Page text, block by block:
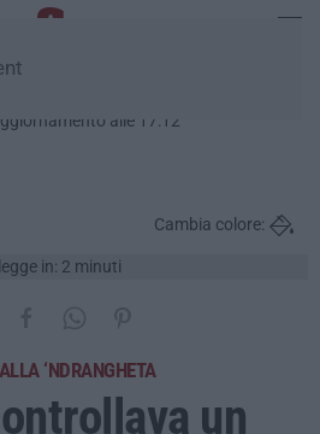
alle 17:12
in: 2 minuti
Cambia colore:
‘NDRANGHETA
un